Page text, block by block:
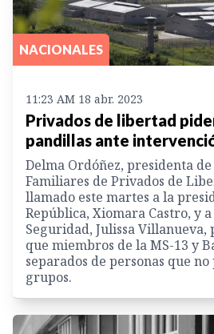
NACIONALES
11:23 AM 18 abr. 2023
Privados de libertad
pandillas ante
Delma Ordóñez, presidenta
Familiares de Privados de
llamado este martes a la
República, Xiomara Castro, y
Seguridad, Julissa
que miembros de la MS-13 y
separados de personas que
grupos.